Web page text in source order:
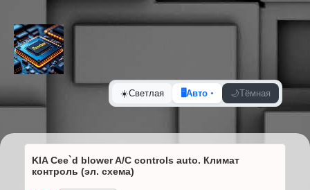
☀️Светлая 🖥️Авто 🌙Тёмная
KIA Cee`d blower A/C controls auto. Климат
контроль (эл. схема)